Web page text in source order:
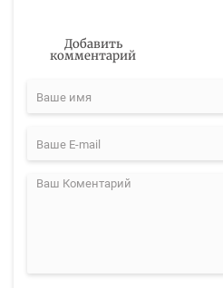
Добавить
комментарий